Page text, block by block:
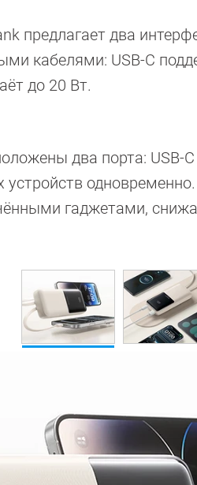
предлагает два
кабелями: USB-C
до 20 Вт.
два порта: USB-
устройств
гаджетами,